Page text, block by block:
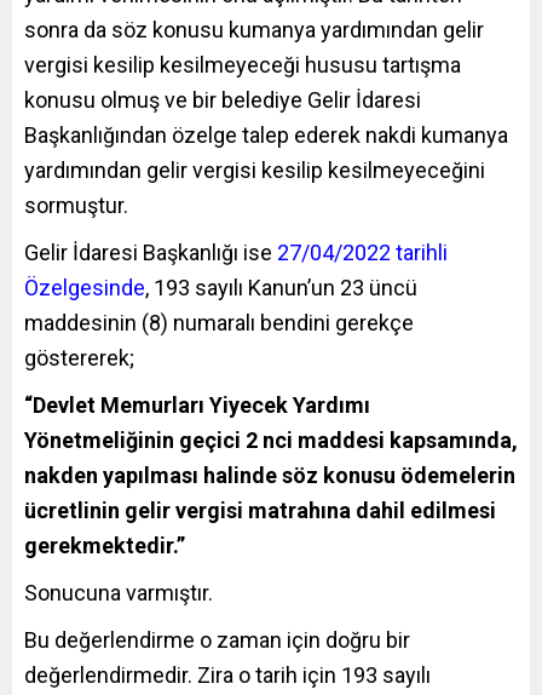
sonra da söz konusu kumanya yardımından gelir
vergisi kesilip kesilmeyeceği hususu tartışma
konusu olmuş ve bir belediye Gelir İdaresi
Başkanlığından özelge talep ederek nakdi kumanya
yardımından gelir vergisi kesilip kesilmeyeceğini
sormuştur.
Gelir İdaresi Başkanlığı ise 27/04/2022 tarihli
Özelgesinde, 193 sayılı Kanun’un 23 üncü
maddesinin (8) numaralı bendini gerekçe
göstererek;
“Devlet Memurları Yiyecek Yardımı
Yönetmeliğinin geçici 2 nci maddesi kapsamında,
nakden yapılması halinde söz konusu ödemelerin
ücretlinin gelir vergisi matrahına dahil edilmesi
gerekmektedir.”
Sonucuna varmıştır.
Bu değerlendirme o zaman için doğru bir
değerlendirmedir. Zira o tarih için 193 sayılı